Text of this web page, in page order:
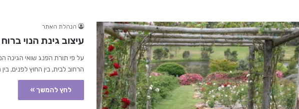
הנהלת האתר
עיצוב גינת הנוי
על פי תורת הפנג שואי הגינה
הרחוב לבית, בין החוץ לפנים, בין
לחץ להמשך »